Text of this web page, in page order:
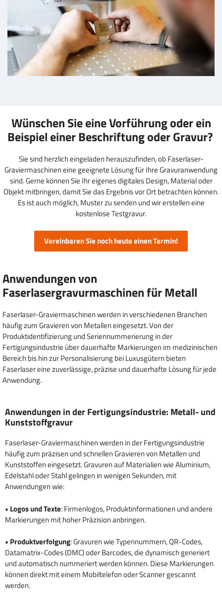
Wünschen Sie eine Vorführung oder ein
Beispiel einer Beschriftung oder Gravur?
Sie sind herzlich eingeladen herauszufinden, ob Faserlaser-
Graviermaschinen eine geeignete Lösung für Ihre Gravuranwendung
sind. Gerne können Sie Ihr eigenes digitales Design, Material oder
Objekt mitbringen, damit Sie das Ergebnis vor Ort betrachten können.
Es ist auch möglich, Muster zu senden und wir erstellen eine
kostenlose Testgravur.
Vereinbaren Sie noch heute einen Termin!
Anwendungen von
Faserlasergravurmaschinen für Metall
Faserlaser-Graviermaschinen werden in verschiedenen Branchen
häufig zum Gravieren von Metallen eingesetzt. Von der
Produktidentifizierung und Seriennummerierung in der
Fertigungsindustrie über dauerhafte Markierungen im medizinischen
Bereich bis hin zur Personalisierung bei Luxusgütern bieten
Faserlaser eine zuverlässige, präzise und dauerhafte Lösung für jede
Anwendung.
Anwendungen in der Fertigungsindustrie: Metall- und
Kunststoffgravur
Faserlaser-Graviermaschinen werden in der Fertigungsindustrie
häufig zum präzisen und schnellen Gravieren von Metallen und
Kunststoffen eingesetzt. Gravuren auf Materialien wie Aluminium,
Edelstahl oder Stahl gelingen in wenigen Sekunden, mit
Anwendungen wie:
• Logos und Texte: Firmenlogos, Produktinformationen und andere
Markierungen mit hoher Präzision anbringen.
• Produktverfolgung: Gravuren wie Typennummern, QR-Codes,
Datamatrix-Codes (DMC) oder Barcodes, die dynamisch generiert
und automatisch nummeriert werden können. Diese Markierungen
können direkt mit einem Mobiltelefon oder Scanner gescannt
werden.